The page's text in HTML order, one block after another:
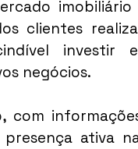
clientes
investir
negócios.
com
ativa